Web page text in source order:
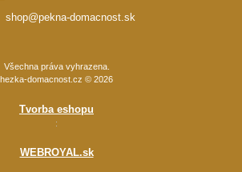
shop@pekna-domacnost.sk
Všechna práva vyhrazena.
hezka-domacnost.cz © 2026
Tvorba eshopu
:
WEBROYAL.sk